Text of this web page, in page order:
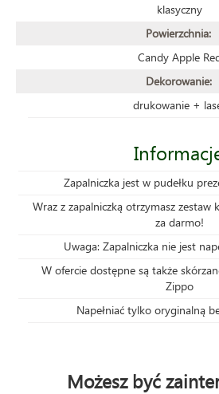
klasyczny
Powierzchnia:
Candy Apple
Dekorowanie:
drukowanie +
Zapalniczka jest w pudełku
Wraz z zapalniczką otrzymasz
za darmo!
Uwaga: Zapalniczka nie jest
W ofercie dostępne są także
Zippo
Napełniać tylko oryginalną
Możesz być